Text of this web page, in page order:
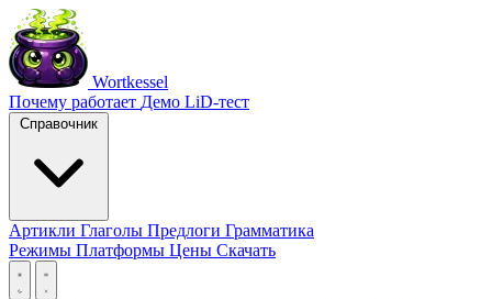
Wortkessel
Почему работает Демо LiD-тест
Справочник
Артикли Глаголы Предлоги Грамматика
Режимы Платформы Цены Скачать